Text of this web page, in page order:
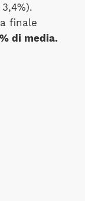
finale
di media.